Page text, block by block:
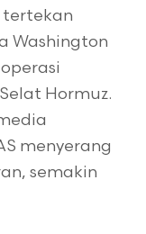
tertekan
Washington
Hormuz.
menyerang
semakin